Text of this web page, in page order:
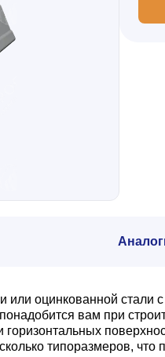
или оцинкованной
вам при
типоразмеров, что